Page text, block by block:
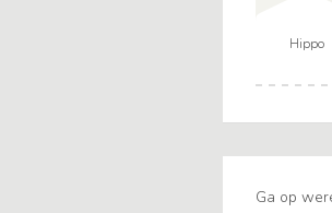
Hippo
Ga op